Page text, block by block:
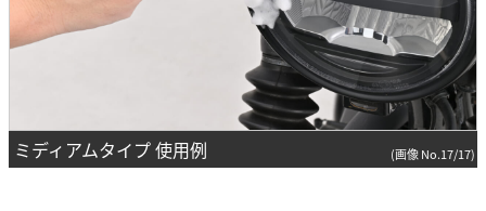
ミディアムタイプ 使用例 (画像 No.17/17)